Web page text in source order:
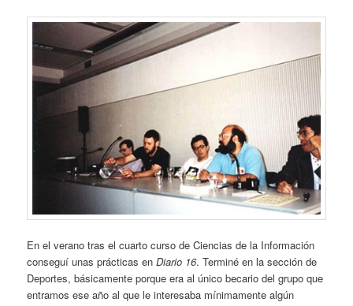
En el verano tras el cuarto curso de Ciencias de la Información
conseguí unas prácticas enDiario 16. Terminé en la sección de
Deportes, básicamente porque era al único becario del grupo que
entramos ese año al que le interesaba mínimamente algún